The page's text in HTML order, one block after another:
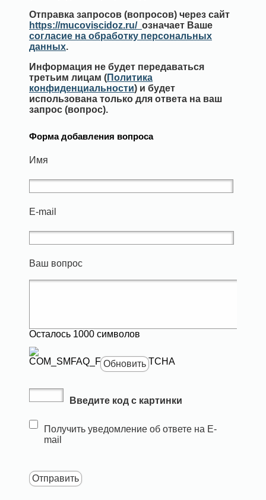
Отправка запросов (вопросов) через сайт
https://mucoviscidoz.ru/ означает Ваше
согласие на обработку персональных
данных.
Информация не будет передаваться
третьим лицам (Политика
конфиденциальности) и будет
использована только для ответа на ваш
запрос (вопрос).
Форма добавления вопроса
Имя
E-mail
Ваш вопрос
Осталось 1000 символов
Обновить
Введите код с картинки
Получить уведомление об ответе на E-
mail